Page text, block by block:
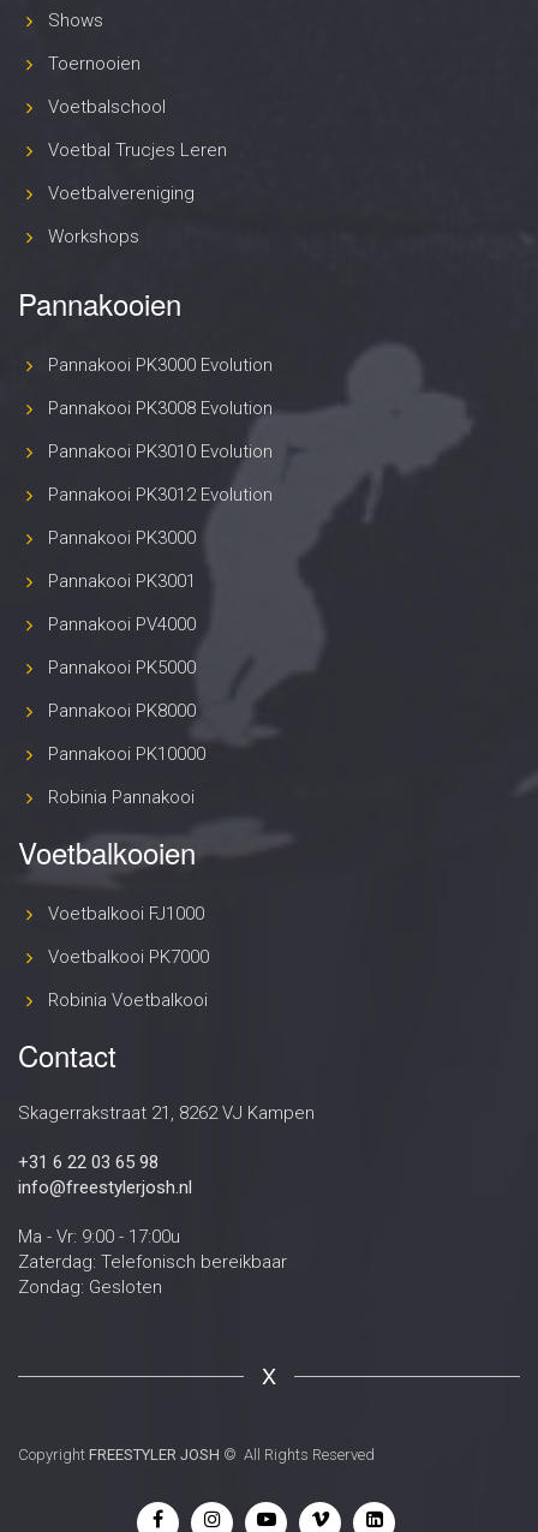
Shows
Toernooien
Voetbalschool
Voetbal Trucjes Leren
Voetbalvereniging
Workshops
Pannakooien
Pannakooi PK3000 Evolution
Pannakooi PK3008 Evolution
Pannakooi PK3010 Evolution
Pannakooi PK3012 Evolution
Pannakooi PK3000
Pannakooi PK3001
Pannakooi PV4000
Pannakooi PK5000
Pannakooi PK8000
Pannakooi PK10000
Robinia Pannakooi
Voetbalkooien
Voetbalkooi FJ1000
Voetbalkooi PK7000
Robinia Voetbalkooi
Contact
Skagerrakstraat 21, 8262 VJ Kampen
+31 6 22 03 65 98
info@freestylerjosh.nl
Ma - Vr: 9:00 - 17:00u
Zaterdag: Telefonisch bereikbaar
Zondag: Gesloten
X
Copyright FREESTYLER JOSH © All Rights Reserved